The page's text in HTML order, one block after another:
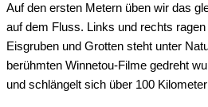
Auf den ersten Metern üben wir das
auf dem Fluss. Links und rechts
Eisgruben und Grotten steht unter
berühmten Winnetou-Filme gedreht
und schlängelt sich über 100